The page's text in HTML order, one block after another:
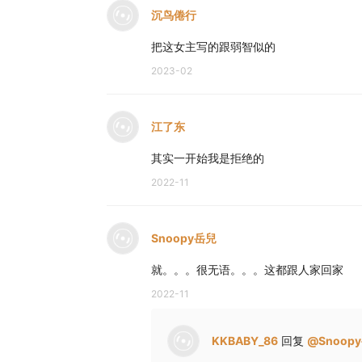
沉鸟倦行
把这女主写的跟弱智似的
2023-02
江了东
其实一开始我是拒绝的
2022-11
Snoopy岳兒
就。。。很无语。。。这都跟人家回家
2022-11
KKBABY_86 回复 @